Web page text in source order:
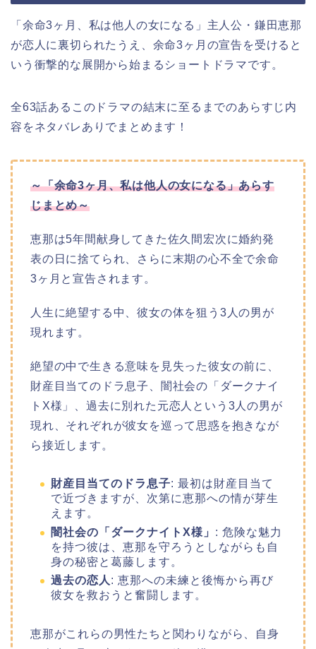
「余命3ヶ月、私は他人の女になる」 主人公・鎌田恵那
が恋人に裏切られたうえ、余命3ヶ月の宣告を受けると
いう衝撃的な展開から始まるショートドラマです。
全63話あるこのドラマの結末に至るまでのあらすじ内
容をネタバレありでまとめます！
～「余命3ヶ月、私は他人の女になる」あらす
じまとめ～
恵那は5年間献身してきた佐久間宏次に婚約発
表の日に捨てられ、さらに末期の心不全で余命
3ヶ月と宣告されます。
人生に絶望する中、彼女の体を狙う3人の男が
現れます。
絶望の中で生きる意味を見失った彼女の前に、
財産目当てのドラ息子、闇社会の「ダークナイ
トX様」、過去に別れた元恋人という3人の男が
現れ、それぞれが彼女を巡って思惑を抱きなが
ら接近します。
財産目当てのドラ息子: 最初は財産目当て
で近づきますが、次第に恵那への情が芽生
えます。
闇社会の「ダークナイトX様」 : 危険な魅力
を持つ彼は、恵那を守ろうとしながらも自
身の秘密と葛藤します。
過去の恋人 : 恵那への未練と後悔から再び
彼女を救おうと奮闘します。
恵那がこれらの男性たちと関わりながら、自身